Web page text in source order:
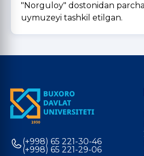
"Norguloy" dostonidan
uymuzeyi tashkil etilgan.
(+998) 65 221-30-46
(+998) 65 221-29-06